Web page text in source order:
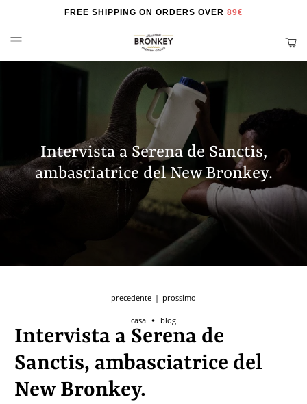
FREE SHIPPING ON ORDERS OVER 89€
Intervista a Serena de Sanctis,
ambasciatrice del New Bronkey.
casa blog
precedente | prossimo
Intervista a Serena de
Sanctis, ambasciatrice del
New Bronkey.